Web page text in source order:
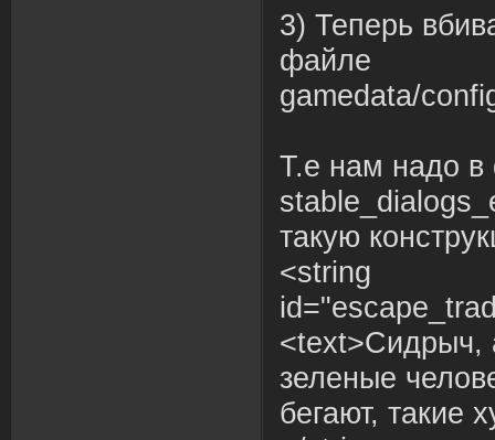
3) Теперь
файле
gamedata/
Т.е нам надо
такую
<string
<text>Сидрыч,
зеленые
бегают, такие